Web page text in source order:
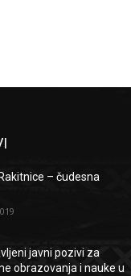
– čudesna
javni pozivi za
obrazovanja i nauke u